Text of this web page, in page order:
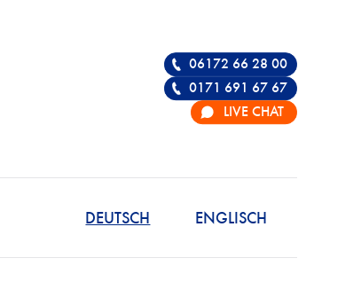
ENGLISCH
DEUTSCH
06172 66 28 00
0171 691 67 67
LIVE CHAT